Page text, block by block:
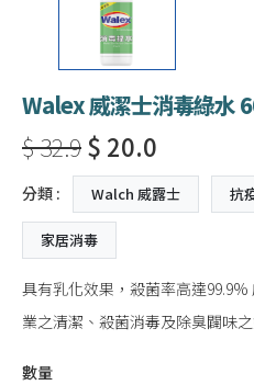
Walex 威潔士消毒綠水
$ 32.9$ 20.0
分類 : Walch 威露士 抗
家居消毒
具有乳化效果，殺菌率高達
業之清潔、殺菌消毒及除臭闢味
數量